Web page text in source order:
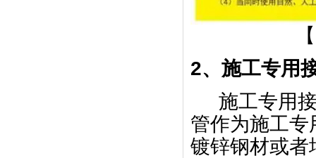
2、施工专用
施工专用
管作为施工
镀锌钢材或者